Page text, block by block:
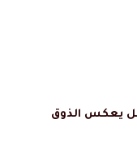
يعكس الذوق